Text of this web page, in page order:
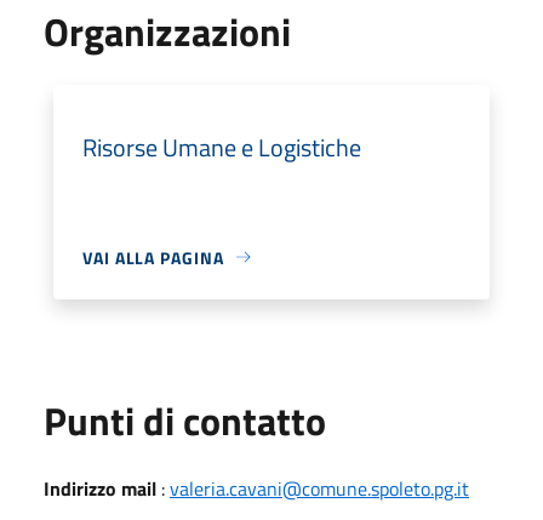
Organizzazioni
Risorse Umane e Logistiche
VAI ALLA PAGINA
Punti di contatto
Indirizzo mail :valeria.cavani@comune.spoleto.pg.it